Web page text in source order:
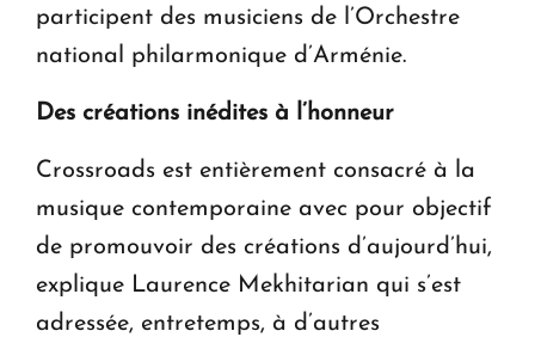
participent des musiciens de l’Orchestre
national philarmonique d’Arménie.
Des créations inédites à l’honneur
Crossroads est entièrement consacré à la
musique contemporaine avec pour objectif
de promouvoir des créations d’aujourd’hui,
explique Laurence Mekhitarian qui s’est
adressée, entretemps, à d’autres